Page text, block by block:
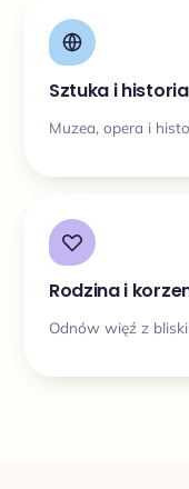
Sztuka i historia
Muzea, opera i
Rodzina i
Odnów więź z